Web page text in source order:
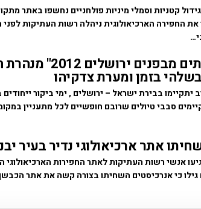
קטניות וסמלי מיניות פולחניים נחשפו באתר
את החפירה הארכיאולוגית ניהלה רשות העתיקות
המומלצים! "בתים מבפנים
בזמן ומערת צדקיהו
בבירת ישראל – ירושלים , ימי ביקור
סבבי טיולים שרובם חופשיים לכל מתעניין
אתר ארכיאולוגי נדיר בעיר
אנשי רשות העתיקות לאתר החפירות הארכיאולוגי
כי אנרכיסטים השחיתו בצורה קשה את אתר